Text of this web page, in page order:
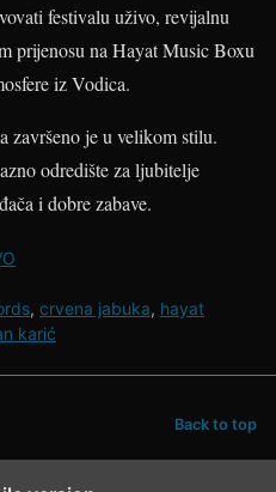
festivalu uživo, revijalnu
prijenosu na Hayat Music Boxu
iz Vodica.
završeno je u velikom stilu.
odredište za ljubitelje
i dobre zabave.
, crvena jabuka, hayat
karić
Back to top